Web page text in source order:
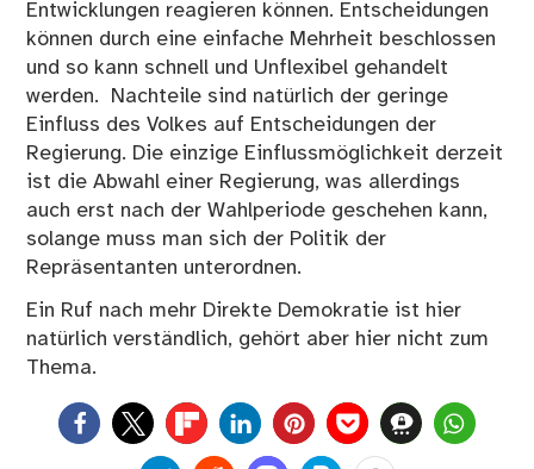
Entwicklungen reagieren können. Entscheidungen
können durch eine einfache Mehrheit beschlossen
und so kann schnell und Unflexibel gehandelt
werden. Nachteile sind natürlich der geringe
Einfluss des Volkes auf Entscheidungen der
Regierung. Die einzige Einflussmöglichkeit derzeit
ist die Abwahl einer Regierung, was allerdings
auch erst nach der Wahlperiode geschehen kann,
solange muss man sich der Politik der
Repräsentanten unterordnen.
Ein Ruf nach mehr Direkte Demokratie ist hier
natürlich verständlich, gehört aber hier nicht zum
Thema.
0